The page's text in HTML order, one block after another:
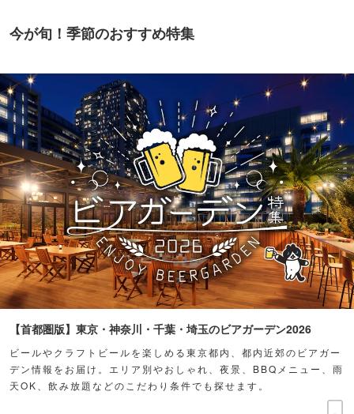
今が旬！季節のおすすめ特集
【首都圏版】東京・神奈川・千葉・埼玉のビアガーデン2026
ビールやクラフトビールを楽しめる東京都内、都内近郊のビアガー
デン情報をお届け。エリア別やおしゃれ、夜景、BBQメニュー、雨
天OK、飲み放題などのこだわり条件でも探せます。